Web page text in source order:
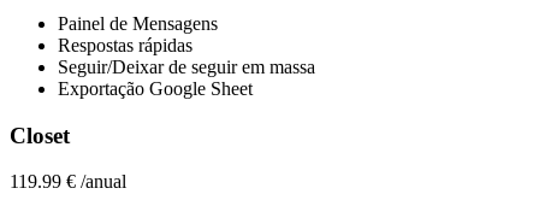
Painel de Mensagens
Respostas rápidas
Seguir/Deixar de seguir em massa
Exportação Google Sheet
Closet
119.99 € /anual